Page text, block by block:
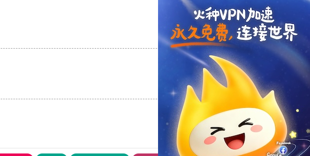
支持[0] 反对[0]
支持[0] 反对[0]